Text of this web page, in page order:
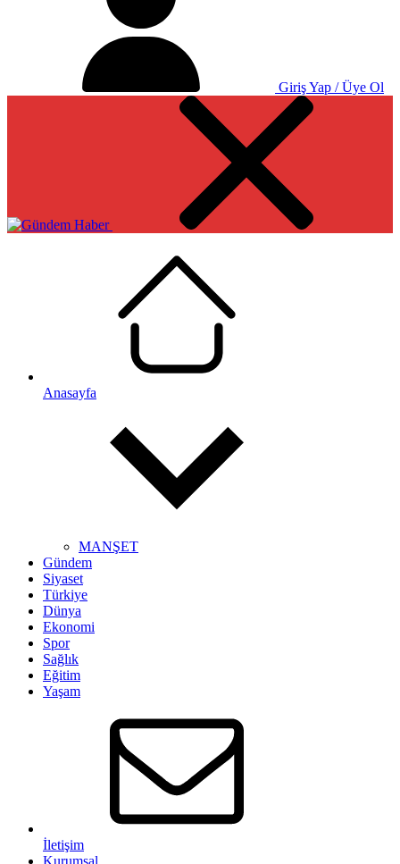
Giriş Yap / Üye Ol
Anasayfa
MANŞET
Gündem
Siyaset
Türkiye
Dünya
Ekonomi
Spor
Sağlık
Eğitim
Yaşam
İletişim
Kurumsal